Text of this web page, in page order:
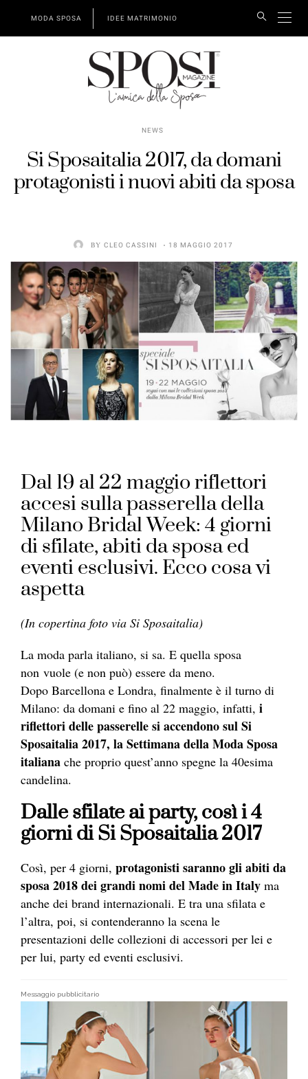
MODA SPOSA IDEE MATRIMONIO
NEWS
Si Sposaitalia 2017, da domani
protagonisti i nuovi abiti da sposa
BY CLEO CASSINI 18 MAGGIO 2017
Dal 19 al 22 maggio riflettori
accesi sulla passerella della
Milano Bridal Week: 4 giorni
di sfilate, abiti da sposa ed
eventi esclusivi. Ecco cosa vi
aspetta
(In copertina foto via Si Sposaitalia)
La moda parla italiano, si sa. E quella sposa
non vuole (e non può) essere da meno.
Dopo Barcellona e Londra, finalmente è il turno di
Milano: da domani e fino al 22 maggio, infatti, i
riflettori delle passerelle si accendono sul Si
Sposaitalia 2017, la Settimana della Moda Sposa
italiana che proprio quest’anno spegne la 40esima
candelina.
Dalle sfilate ai party, così i 4
giorni di Si Sposaitalia 2017
Così, per 4 giorni, protagonisti saranno gli abiti da
sposa 2018 dei grandi nomi del Made in Italy ma
anche dei brand internazionali. E tra una sfilata e
l’altra, poi, si contenderanno la scena le
presentazioni delle collezioni di accessori per lei e
per lui, party ed eventi esclusivi.
Messaggio pubblicitario